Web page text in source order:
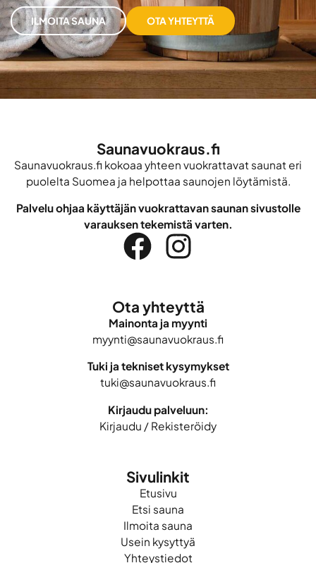
ILMOITA SAUNA OTA YHTEYTTÄ
Saunavuokraus.fi
Saunavuokraus.fi kokoaa yhteen vuokrattavat saunat eri
puolelta Suomea ja helpottaa saunojen löytämistä.
Palvelu ohjaa käyttäjän vuokrattavan saunan sivustolle
varauksen tekemistä varten.
Ota yhteyttä
Mainonta ja myynti
myynti@saunavuokraus.fi
Tuki ja tekniset kysymykset
tuki@saunavuokraus.fi
Kirjaudu palveluun:
Kirjaudu / Rekisteröidy
Sivulinkit
Etusivu
Etsi sauna
Ilmoita sauna
Usein kysyttyä
Yhteystiedot